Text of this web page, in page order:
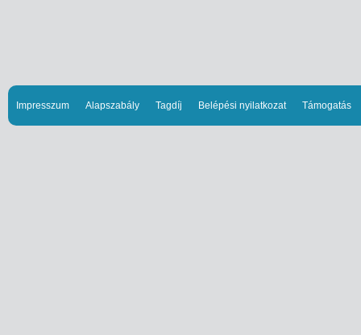
Impresszum Alapszabály Tagdíj Belépési nyilatkozat Támogatás